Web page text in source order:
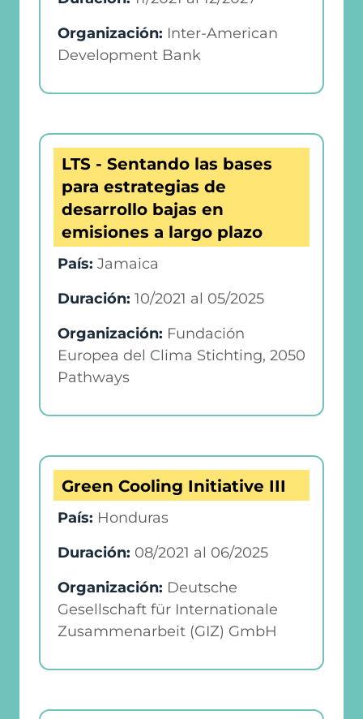
Organización: Inter-American
Development Bank
LTS - Sentando las bases
para estrategias de
desarrollo bajas en
emisiones a largo plazo
País: Jamaica
Duración: 10/2021 al 05/2025
Organización: Fundación
Europea del Clima Stichting, 2050
Pathways
Green Cooling Initiative III
País: Honduras
Duración: 08/2021 al 06/2025
Organización: Deutsche
Gesellschaft für Internationale
Zusammenarbeit (GIZ) GmbH